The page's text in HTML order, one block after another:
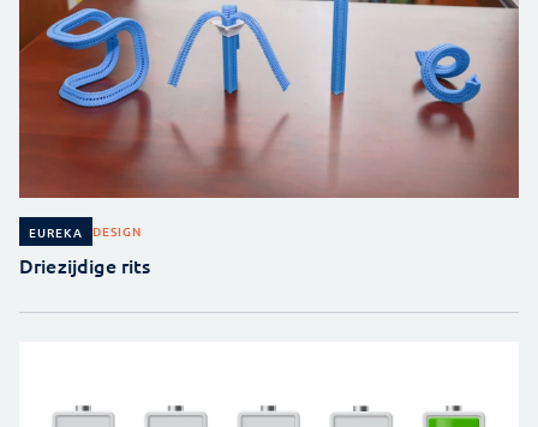
EUREKA DESIGN
Driezijdige rits